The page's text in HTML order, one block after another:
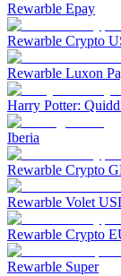
Rewarble Epay
Rewarble Crypto
Rewarble Luxon
Harry Potter:
Iberia
Rewarble Crypto
Rewarble Volet
Rewarble Crypto
Rewarble Super